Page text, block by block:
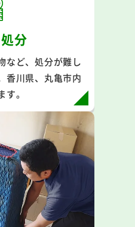
分
など、処分が難し
香川県、丸亀市内
。